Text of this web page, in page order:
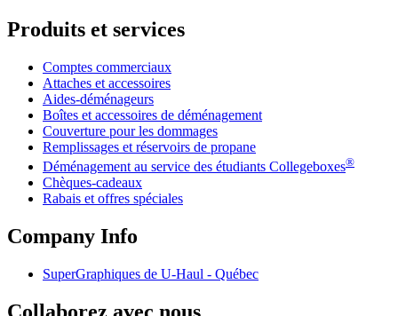
Produits et services
Comptes commerciaux
Attaches et accessoires
Aides-déménageurs
Boîtes et accessoires de déménagement
Couverture pour les dommages
Remplissages et réservoirs de propane
Déménagement au service des étudiants Collegeboxes®
Chèques-cadeaux
Rabais et offres spéciales
Company Info
SuperGraphiques de U-Haul - Québec
Collaborez avec nous